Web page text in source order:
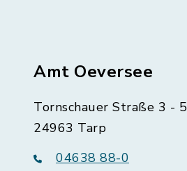
Amt Oeversee
Tornschauer Straße 3 - 5
24963 Tarp
04638 88-0